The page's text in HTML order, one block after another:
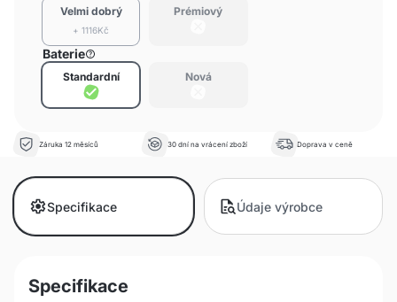
Velmi dobrý
+ 1116Kč
Prémiový
Baterie
Standardní Nová
Záruka 12 měsíců 30 dní na vrácení zboží Doprava v ceně
Specifikace Údaje výrobce
Specifikace